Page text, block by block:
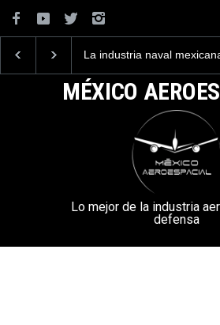
La industria naval
la Armada de México
MÉXICO
Lo mejor de la industria
defensa